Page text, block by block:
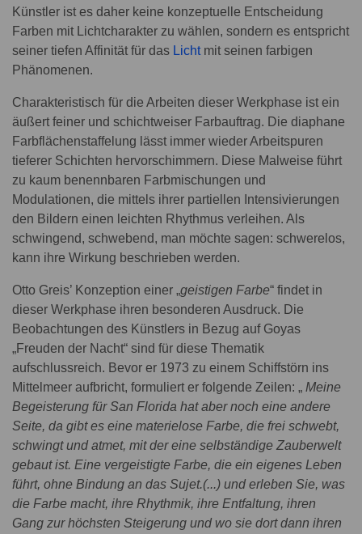
Künstler ist es daher keine konzeptuelle Entscheidung
Farben mit Lichtcharakter zu wählen, sondern es entspricht
seiner tiefen Affinität für das Lichtmit seinen farbigen
Phänomenen.
Charakteristisch für die Arbeiten dieser Werkphase ist ein
äußert feiner und schichtweiser Farbauftrag. Die diaphane
Farbflächenstaffelung lässt immer wieder Arbeitspuren
tieferer Schichten hervorschimmern. Diese Malweise führt
zu kaum benennbaren Farbmischungen und
Modulationen, die mittels ihrer partiellen Intensivierungen
den Bildern einen leichten Rhythmus verleihen. Als
schwingend, schwebend, man möchte sagen: schwerelos,
kann ihre Wirkung beschrieben werden.
Otto Greis’ Konzeption einer „geistigen Farbe“ findet in
dieser Werkphase ihren besonderen Ausdruck. Die
Beobachtungen des Künstlers in Bezug auf Goyas
„Freuden der Nacht“ sind für diese Thematik
aufschlussreich. Bevor er 1973 zu einem Schiffstörn ins
Mittelmeer aufbricht, formuliert er folgende Zeilen: „ Meine
Begeisterung für San Florida hat aber noch eine andere
Seite, da gibt es eine materielose Farbe, die frei schwebt,
schwingt und atmet, mit der eine selbständige Zauberwelt
gebaut ist. Eine vergeistigte Farbe, die ein eigenes Leben
führt, ohne Bindung an das Sujet.(...) und erleben Sie, was
die Farbe macht, ihre Rhythmik, ihre Entfaltung, ihren
Gang zur höchsten Steigerung und wo sie dort dann ihren